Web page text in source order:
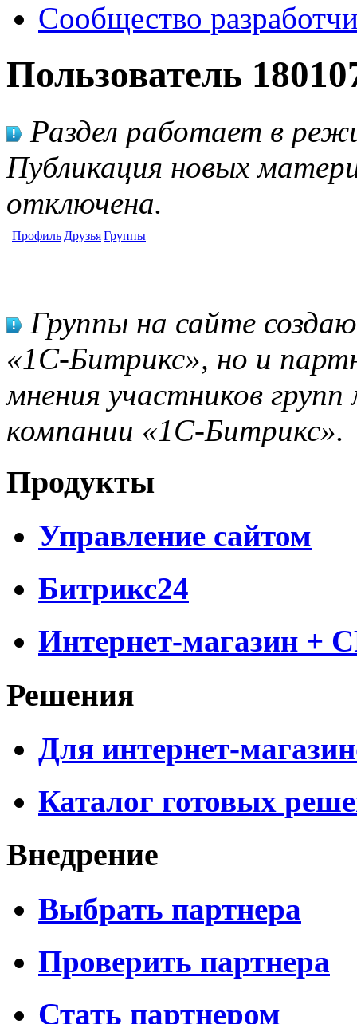
Сообщество
Пользователь
Раздел работает в
Публикация новых
отключена.
Профиль ДрузьяГруппы
Группы на сайте
«1С-Битрикс», но и
мнения участников
компании «1С-Битрикс».
Продукты
Управление сайтом
Битрикс24
Интернет-магазин +
Решения
Для интернет-
Каталог готовых
Внедрение
Выбрать партнера
Проверить партнера
Стать партнером